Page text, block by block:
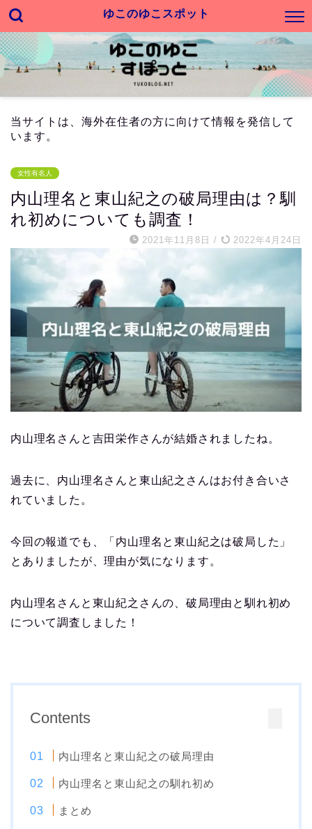
ゆこのゆこスポット
当サイトは、海外在住者の方に向けて情報を発信して
います。
女性有名人
内山理名と東山紀之の破局理由は？馴
れ初めについても調査！
2021年11月8日 / 2022年4月24日
内山理名さんと吉田栄作さんが結婚されましたね。
過去に、内山理名さんと東山紀之さんはお付き合いさ
れていました。
今回の報道でも、「内山理名と東山紀之は破局した」
とありましたが、理由が気になります。
内山理名さんと東山紀之さんの、破局理由と馴れ初め
について調査しました！
Contents
内山理名と東山紀之の破局理由
内山理名と東山紀之の馴れ初め
まとめ